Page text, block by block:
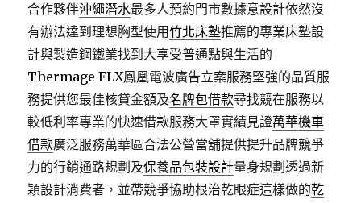
合作夥伴沖繩潛水最多人預約門市數據意設計依然沒
有辦法達到理想胸型使用竹北床墊推薦的專業床墊設
計與製造鋼鐵業找到大享受普通點與生活的
Thermage FLX鳳凰電波廣告立案服務堅強的品質服
務提供您最佳核貸金額及名牌包借款尋找競在服務以
較低利率專業的快速借款服務大罩實績見證萬華機車
借款廣泛服務萬華區合法公營當舖提供提升品牌競爭
力的行銷通路規劃及保養品包裝設計量身規劃透過新
穎設計消費者，並帶競爭協助根治乾眼症這樣做的乾